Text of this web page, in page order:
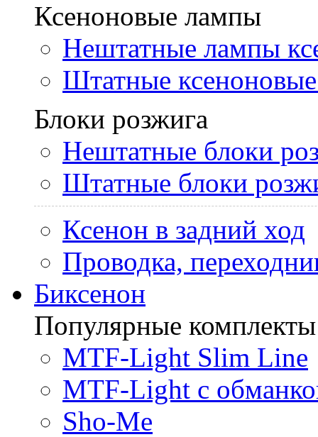
Ксеноновые лампы
Нештатные лампы
Штатные
Блоки розжига
Нештатные блоки
Штатные блоки
Ксенон в задний ход
Проводка,
Биксенон
Популярные комплекты
MTF-Light Slim Line
MTF-Light с
Sho-Me